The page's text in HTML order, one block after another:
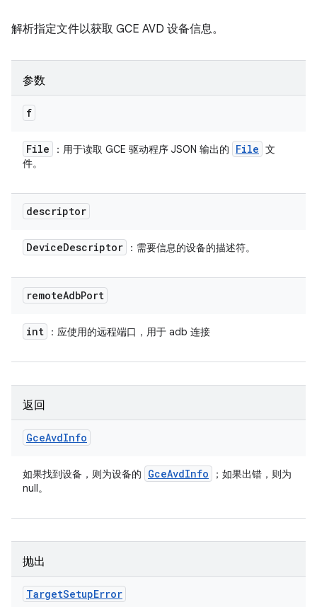
解析指定文件以获取 GCE AVD 设备信息。
参数
f
File ：用于读取 GCE 驱动程序 JSON 输出的 File 文
件。
descriptor
DeviceDescriptor ：需要信息的设备的描述符。
remoteAdbPort
int ：应使用的远程端口，用于 adb 连接
返回
GceAvdInfo
如果找到设备，则为设备的 GceAvdInfo
；如果出错，则为
null。
抛出
TargetSetupError